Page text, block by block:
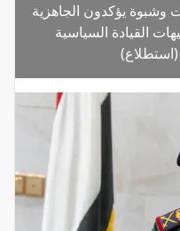
يؤكدون الجاهزية
القيادة السياسية